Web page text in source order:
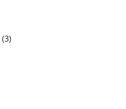
(3)